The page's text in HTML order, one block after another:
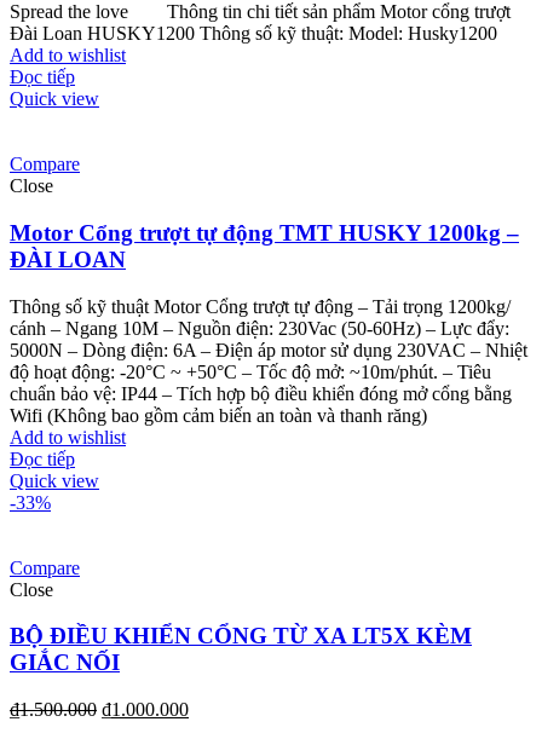
Spread the love Thông tin chi tiết sản phẩm Motor cổng trượt
Đài Loan HUSKY1200 Thông số kỹ thuật: Model: Husky1200
Add to wishlist
Đọc tiếp
Quick view
Compare
Close
Motor Cổng trượt tự động TMT HUSKY 1200kg –
ĐÀI LOAN
Thông số kỹ thuật Motor Cổng trượt tự động – Tải trọng 1200kg/
cánh – Ngang 10M – Nguồn điện: 230Vac (50-60Hz) – Lực đẩy:
5000N – Dòng điện: 6A – Điện áp motor sử dụng 230VAC – Nhiệt
độ hoạt động: -20°C ~ +50°C – Tốc độ mở: ~10m/phút. – Tiêu
chuẩn bảo vệ: IP44 – Tích hợp bộ điều khiển đóng mở cổng bằng
Wifi (Không bao gồm cảm biến an toàn và thanh răng)
Add to wishlist
Đọc tiếp
Quick view
-33%
Compare
Close
BỘ ĐIỀU KHIỂN CỔNG TỪ XA LT5X KÈM
GIẮC NỐI
₫1.500.000 ₫1.000.000